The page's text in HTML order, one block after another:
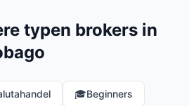
typen brokers in
🎓Beginners